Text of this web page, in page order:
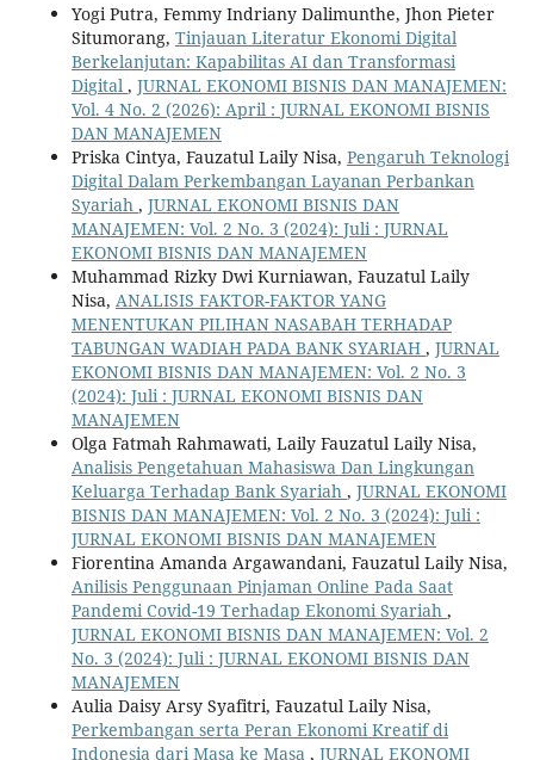
Yogi Putra, Femmy Indriany Dalimunthe, Jhon Pieter
Situmorang, Tinjauan Literatur Ekonomi Digital
Berkelanjutan: Kapabilitas AI dan Transformasi
Digital , JURNAL EKONOMI BISNIS DAN MANAJEMEN:
Vol. 4 No. 2 (2026): April : JURNAL EKONOMI BISNIS
DAN MANAJEMEN
Priska Cintya, Fauzatul Laily Nisa, Pengaruh Teknologi
Digital Dalam Perkembangan Layanan Perbankan
Syariah , JURNAL EKONOMI BISNIS DAN
MANAJEMEN: Vol. 2 No. 3 (2024): Juli : JURNAL
EKONOMI BISNIS DAN MANAJEMEN
Muhammad Rizky Dwi Kurniawan, Fauzatul Laily
Nisa, ANALISIS FAKTOR-FAKTOR YANG
MENENTUKAN PILIHAN NASABAH TERHADAP
TABUNGAN WADIAH PADA BANK SYARIAH , JURNAL
EKONOMI BISNIS DAN MANAJEMEN: Vol. 2 No. 3
(2024): Juli : JURNAL EKONOMI BISNIS DAN
MANAJEMEN
Olga Fatmah Rahmawati, Laily Fauzatul Laily Nisa,
Analisis Pengetahuan Mahasiswa Dan Lingkungan
Keluarga Terhadap Bank Syariah , JURNAL EKONOMI
BISNIS DAN MANAJEMEN: Vol. 2 No. 3 (2024): Juli :
JURNAL EKONOMI BISNIS DAN MANAJEMEN
Fiorentina Amanda Argawandani, Fauzatul Laily Nisa,
Anilisis Penggunaan Pinjaman Online Pada Saat
Pandemi Covid-19 Terhadap Ekonomi Syariah ,
JURNAL EKONOMI BISNIS DAN MANAJEMEN: Vol. 2
No. 3 (2024): Juli : JURNAL EKONOMI BISNIS DAN
MANAJEMEN
Aulia Daisy Arsy Syafitri, Fauzatul Laily Nisa,
Perkembangan serta Peran Ekonomi Kreatif di
Indonesia dari Masa ke Masa , JURNAL EKONOMI